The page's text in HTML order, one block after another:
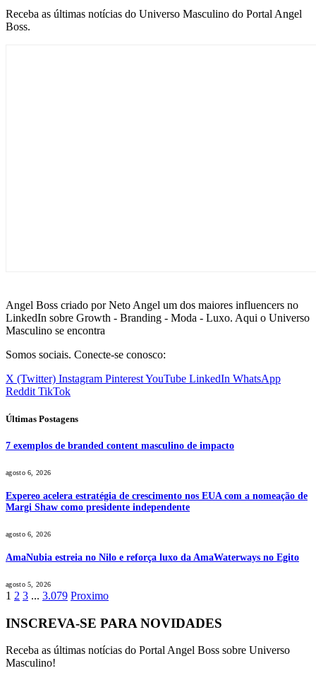
Receba as últimas notícias do Universo Masculino do Portal Angel
Boss.
Angel Boss criado por Neto Angel um dos maiores influencers no
LinkedIn sobre Growth - Branding - Moda - Luxo. Aqui o Universo
Masculino se encontra
Somos sociais. Conecte-se conosco:
X (Twitter) Instagram PinterestYouTube LinkedIn WhatsApp
Reddit TikTok
Últimas Postagens
7 exemplos de branded content masculino de impacto
agosto 6, 2026
Expereo acelera estratégia de crescimento nos EUA com a nomeação de
Margi Shaw como presidente independente
agosto 6, 2026
AmaNubia estreia no Nilo e reforça luxo da AmaWaterways no Egito
agosto 5, 2026
1 2 3 ... 3.079 Proximo
INSCREVA-SE PARA NOVIDADES
Receba as últimas notícias do Portal Angel Boss sobre Universo
Masculino!